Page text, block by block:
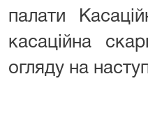
палати
касаційна
огляду на